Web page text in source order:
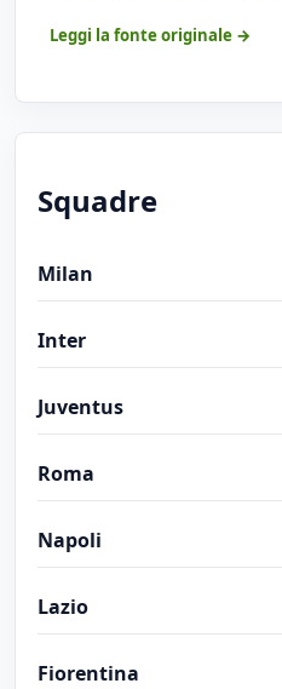
Leggi la fonte originale →
Squadre
Milan
Inter
Juventus
Roma
Napoli
Lazio
Fiorentina